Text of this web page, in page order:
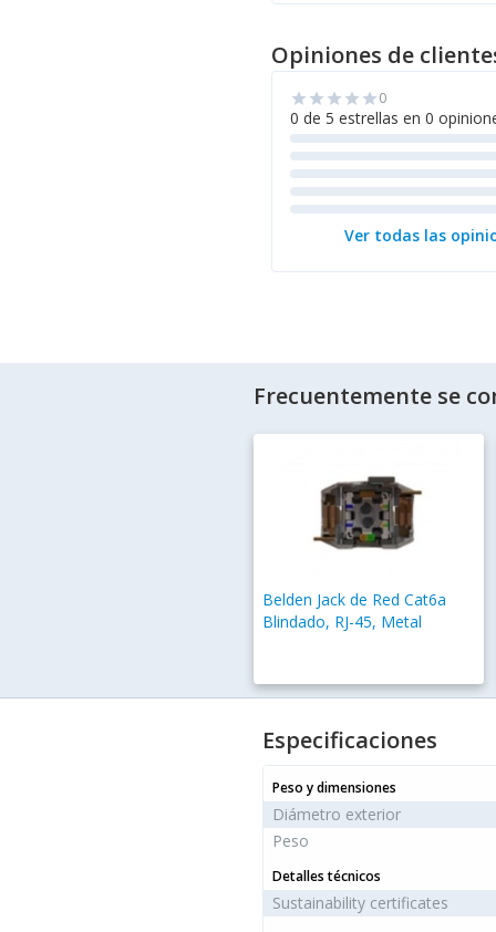
Opiniones de
star star star star star0
0 de 5 estrellas en 0
Ver todas las
Frecuentemente se
Belden Jack de Red Cat6a
Blindado, RJ-45, Metal
Especificaciones
Peso y dimensiones
Diámetro exterior
Peso
Detalles técnicos
Sustainability certificates